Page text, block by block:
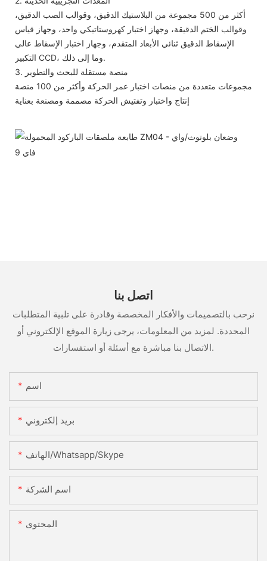
أكثر من 500 مجموعة من البلاستيك الدقيق، وقوالب الصب الدقيق،
وقوالب الختم الدقيقة، وجهاز اختبار كهروستاتيكي واحد، وجهاز قياس
الإسقاط الدقيق ثنائي الأبعاد المتقدم، وجهاز اختبار الإسقاط عالي
التكبير CCD، وما إلى ذلك.
3. منصة مستقلة للبحث والتطوير
مجموعات متعددة من منصات اختبار عمر الحركة وأكثر من 100 منصة
إنتاج واختبار وتفتيش الحركة مصممة ومصنعة بعناية
اتصل بنا
نرحب بالتصميمات والأفكار المخصصة وقادرة على تلبية المتطلبات
المحددة. لمزيد من المعلومات، يرجى زيارة الموقع الإلكتروني أو
الاتصال بنا مباشرة مع أسئلة أو استفسارات.
اسم
بريد إلكتروني
الهاتف/Whatsapp/Skype
اسم الشركة
المحتوى